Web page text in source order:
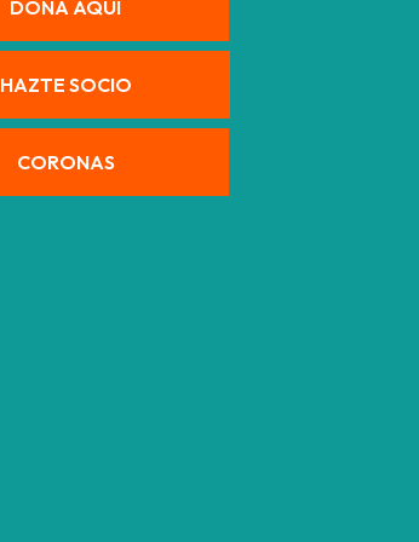
DONA AQUÍ
HAZTE SOCIO
CORONAS